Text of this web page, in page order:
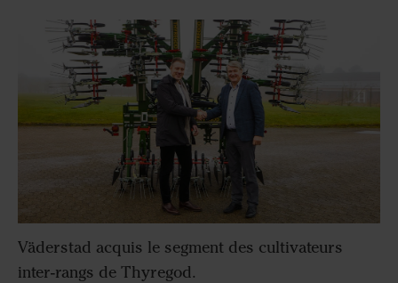
Väderstad acquis le segment des cultivateurs
inter-rangs de Thyregod.